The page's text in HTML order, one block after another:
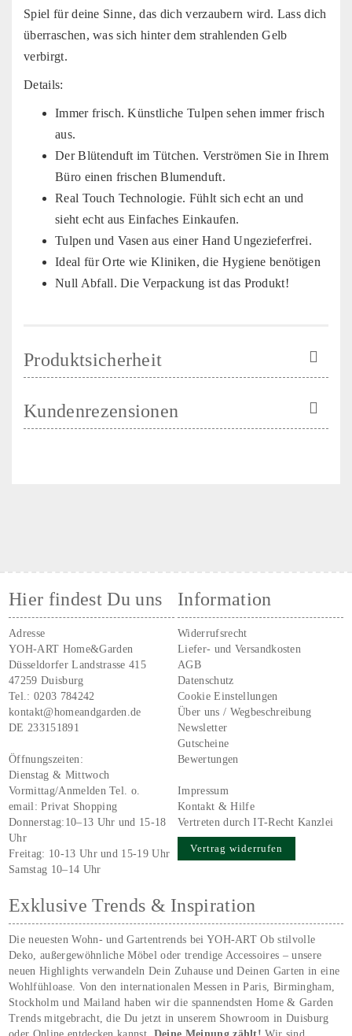
Spiel für deine Sinne, das dich verzaubern wird. Lass dich
überraschen, was sich hinter dem strahlenden Gelb
verbirgt.
Details:
Immer frisch. Künstliche Tulpen sehen immer frisch
aus.
Der Blütenduft im Tütchen. Verströmen Sie in Ihrem
Büro einen frischen Blumenduft.
Real Touch Technologie. Fühlt sich echt an und
sieht echt aus Einfaches Einkaufen.
Tulpen und Vasen aus einer Hand Ungezieferfrei.
Ideal für Orte wie Kliniken, die Hygiene benötigen
Null Abfall. Die Verpackung ist das Produkt!
Produktsicherheit
Kundenrezensionen
Hier findest Du uns
Adresse
YOH-ART Home&Garden
Düsseldorfer Landstrasse 415
47259 Duisburg
Tel.:0203 784242
kontakt@homeandgarden.de
DE 233151891
Öffnungszeiten:
Dienstag & Mittwoch
Vormittag/Anmelden Tel. o.
email:Privat Shopping
Donnerstag:10–13 Uhr und 15-18
Uhr
Freitag: 10-13 Uhr und 15-19 Uhr
Samstag 10–14 Uhr
Information
Widerrufsrecht
Liefer- und Versandkosten
AGB
Datenschutz
Cookie Einstellungen
Über uns / Wegbeschreibung
Newsletter
Gutscheine
Bewertungen
Impressum
Kontakt & Hilfe
Vertreten durch IT-Recht Kanzlei
Vertrag widerrufen
Exklusive Trends & Inspiration
Die neuesten Wohn- und Gartentrends bei YOH‑ART Ob stilvolle
Deko, außergewöhnliche Möbel oder trendige Accessoires – unsere
neuen Highlights verwandeln Dein Zuhause und Deinen Garten in eine
Wohlfühloase. Von den internationalen Messen in Paris, Birmingham,
Stockholm und Mailand haben wir die spannendsten Home & Garden
Trends mitgebracht, die Du jetzt in unserem Showroom in Duisburg